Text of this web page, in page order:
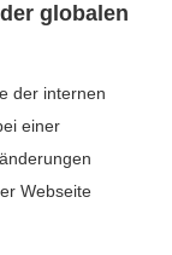
globalen
der internen
einer
Webseite